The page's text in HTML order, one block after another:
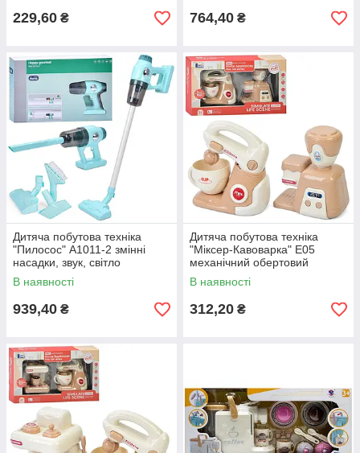
229,60 ₴ 764,40 ₴
Дитяча побутова техніка
"Пилосос" A1011-2 змінні
насадки, звук, світло
В наявності
939,40 ₴
Дитяча побутова техніка
"Міксер-Кавоварка" E05
механічний обертовий
віночок
В наявності
312,20 ₴